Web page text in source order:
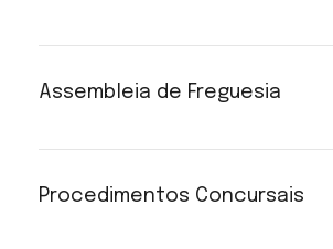
Assembleia de Freguesia
Procedimentos Concursais